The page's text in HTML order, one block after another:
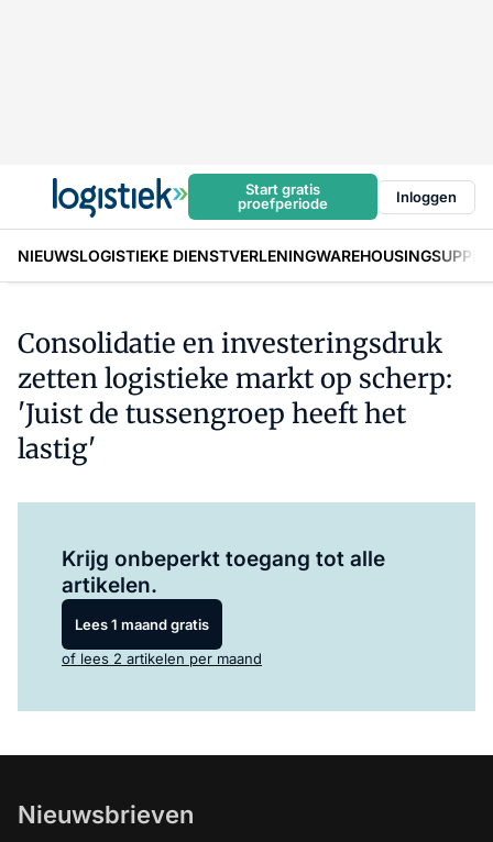
Start gratis
proefperiode
Inloggen
NIEUWSLOGISTIEKE DIENSTVERLENINGWAREHOUSING
Consolidatie en investeringsdruk
zetten logistieke markt op scherp:
'Juist de tussengroep heeft het
lastig'
Krijg onbeperkt toegang tot alle
artikelen.
Lees 1 maand gratis
of lees 2 artikelen per maand
Nieuwsbrieven